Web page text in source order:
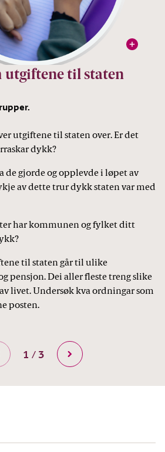
utgiftene til staten
utgiftene til staten over. Er det
dykk?
de gjorde og opplevde i løpet av
av dette trur dykk staten var med
har kommunen og fylket ditt
til staten går til ulike
pensjon. Dei aller fleste treng slike
livet. Undersøk kva ordningar som
posten.
Gå vidare
1 / 3
vis